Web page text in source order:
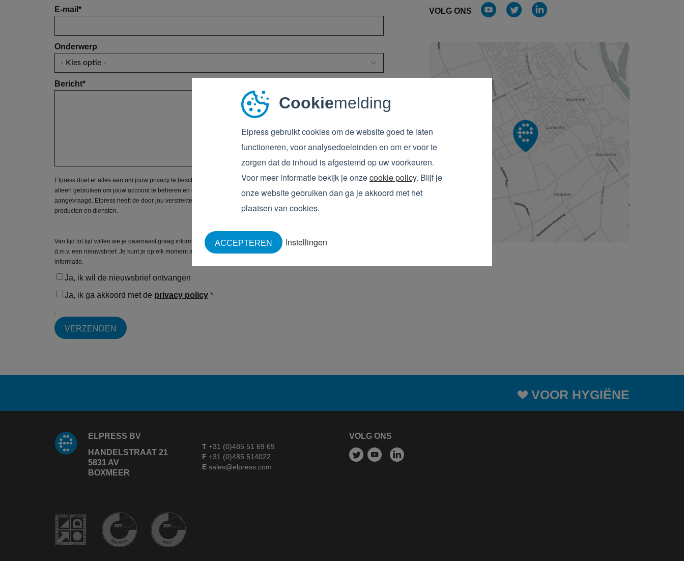
Cookiemelding
Elpress gebruikt cookies om de website goed te laten
functioneren, voor analysedoeleinden en om er voor te
zorgen dat de inhoud is afgestemd op uw voorkeuren.
Voor meer informatie bekijk je onzecookie policy. Blijf je
onze website gebruiken dan ga je akkoord met het
plaatsen van cookies.
Instellingen
ACCEPTEREN
E-mail *
Onderwerp
Bericht*
Elpress doet er alles aan om jouw privacy te beschermen en te respecteren. Wij zullen jouw persoonlijke gegevens
alleen gebruiken om jouw account te beheren en om de producten en services te leveren die jij bij ons hebt
aangevraagd. Elpress heeft de door jou verstrekte contactgegevens nodig om contact met je op te nemen over onze
producten en diensten.
Van tijd tot tijd willen we je daarnaast graag informeren over producten, diensten en andere nieuwe ontwikkelingen
d.m.v. een nieuwsbrief. Je kunt je op elk moment afmelden voor deze berichten. Bekijk onze
informatie.
Ja, ik wil de nieuwsbrief ontvangen
Ja, ik ga akkoord met de privacy policy *
.
VOLG ONS
VOOR HYGIËNE
ELPRESS BV
HANDELSTRAAT 21
5831 AV
BOXMEER
T +31 (0)485 51 69 69
F +31 (0)485 514022
E sales@elpress.com
VOLG ONS